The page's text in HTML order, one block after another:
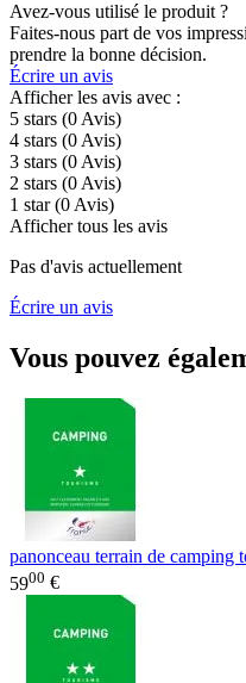
Avez-vous utilisé le produit ?
Faites-nous part de vos
prendre la bonne décision.
Écrire un avis
Afficher les avis avec :
5 stars (0Avis)
4 stars (0Avis)
3 stars (0Avis)
2 stars (0Avis)
1 star (0Avis)
Afficher tous les avis
Pas d'avis actuellement
Écrire un avis
Vous pouvez
panonceau terrain de camping
5900 €